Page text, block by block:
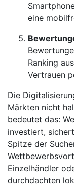
eine
Ranking
Vertrauen
Die
Märkten nicht
bedeutet das:
investiert,
Spitze der
Einzelhändler
durchdachten